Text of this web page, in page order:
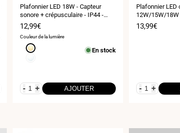
:Plafonnier LED 18W - Capteur
sonore + crépusculaire - IP44 -
Ø26 cm
Prix
de
vente
12,99€
Couleur de la lumière
Blanc
En stock
- + AJOUTER
:Plafonnier LED
12W/15W/
réglable - En
IP54
Prix
13,99€
- +